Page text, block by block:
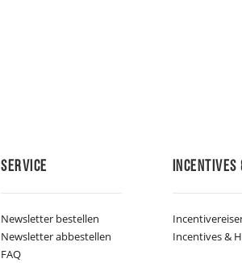
Service
Newsletter bestellen
Newsletter abbestellen
FAQ
Incentives
Incentives &